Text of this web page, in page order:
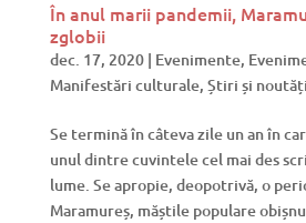
În anul marii pandemii,
zglobii
dec. 17, 2020| Evenimente,
Manifestări culturale, Știri și noutăți
Se termină în câteva zile un an în
unul dintre cuvintele cel mai des
lume. Se apropie, deopotrivă, o
Maramureș, măștile populare